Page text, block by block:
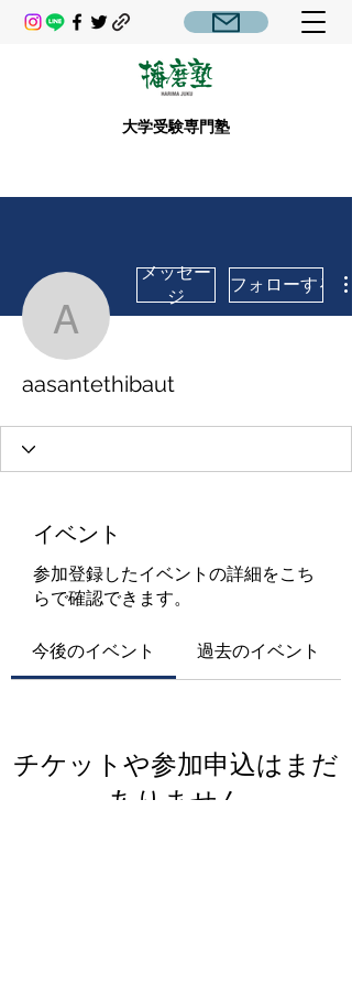
大学受験専門塾
aasantethibaut
メッセー
ジ
フォローする
aasantethibaut
イベント
参加登録したイベントの詳細をこち
らで確認できます。
今後のイベント 過去のイベント
チケットや参加申込はまだ
ありません